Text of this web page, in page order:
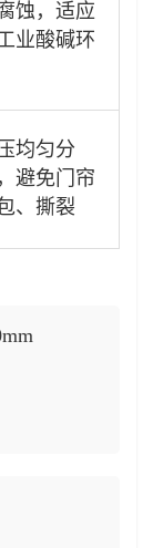
蚀，适应
业酸碱环
均匀分
避免门帘
、撕裂